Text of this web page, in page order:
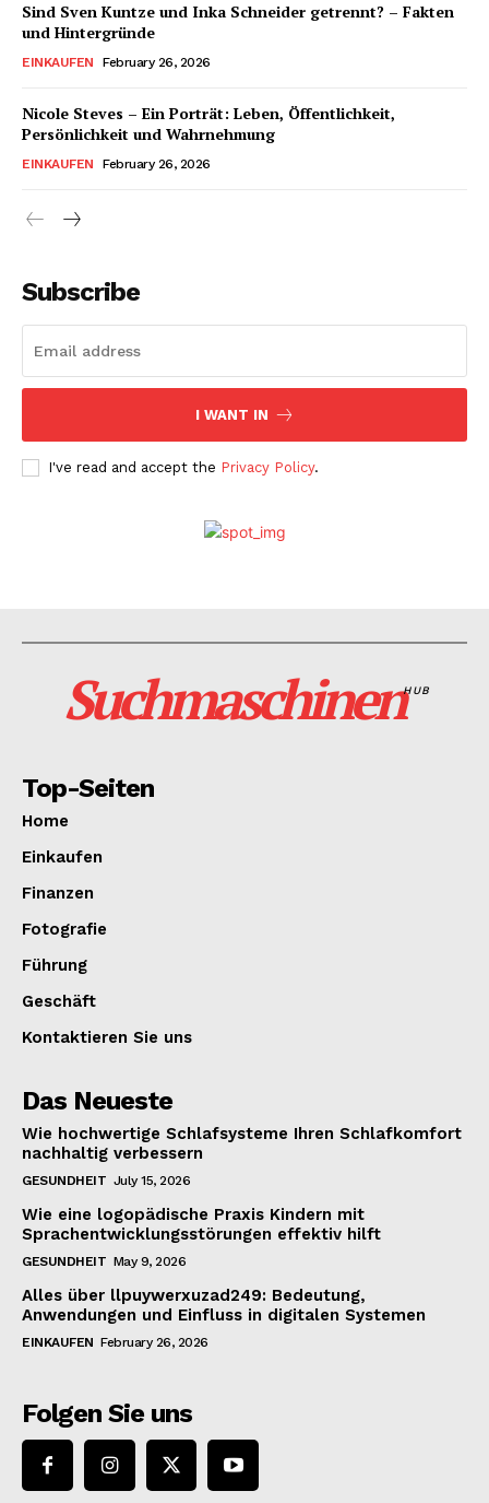
Sind Sven Kuntze und Inka Schneider getrennt? – Fakten
und Hintergründe
EINKAUFEN February 26, 2026
Nicole Steves – Ein Porträt: Leben, Öffentlichkeit,
Persönlichkeit und Wahrnehmung
EINKAUFEN February 26, 2026
Subscribe
I WANT IN
I've read and accept the Privacy Policy.
SuchmaschinenHUB
Top-Seiten
Home
Einkaufen
Finanzen
Fotografie
Führung
Geschäft
Kontaktieren Sie uns
Das Neueste
Wie hochwertige Schlafsysteme Ihren Schlafkomfort
nachhaltig verbessern
GESUNDHEIT July 15, 2026
Wie eine logopädische Praxis Kindern mit
Sprachentwicklungsstörungen effektiv hilft
GESUNDHEIT May 9, 2026
Alles über llpuywerxuzad249: Bedeutung,
Anwendungen und Einfluss in digitalen Systemen
EINKAUFEN February 26, 2026
Folgen Sie uns